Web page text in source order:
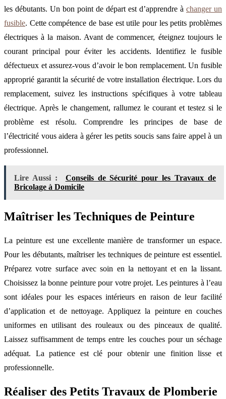
les débutants. Un bon point de départ est d’apprendre à changer un
fusible. Cette compétence de base est utile pour les petits problèmes
électriques à la maison. Avant de commencer, éteignez toujours le
courant principal pour éviter les accidents. Identifiez le fusible
défectueux et assurez-vous d’avoir le bon remplacement. Un fusible
approprié garantit la sécurité de votre installation électrique. Lors du
remplacement, suivez les instructions spécifiques à votre tableau
électrique. Après le changement, rallumez le courant et testez si le
problème est résolu. Comprendre les principes de base de
l’électricité vous aidera à gérer les petits soucis sans faire appel à un
professionnel.
Lire Aussi :
Conseils de Sécurité pour les Travaux de
Bricolage à Domicile
Maîtriser les Techniques de Peinture
La peinture est une excellente manière de transformer un espace.
Pour les débutants, maîtriser les techniques de peinture est essentiel.
Préparez votre surface avec soin en la nettoyant et en la lissant.
Choisissez la bonne peinture pour votre projet. Les peintures à l’eau
sont idéales pour les espaces intérieurs en raison de leur facilité
d’application et de nettoyage. Appliquez la peinture en couches
uniformes en utilisant des rouleaux ou des pinceaux de qualité.
Laissez suffisamment de temps entre les couches pour un séchage
adéquat. La patience est clé pour obtenir une finition lisse et
professionnelle.
Réaliser des Petits Travaux de Plomberie